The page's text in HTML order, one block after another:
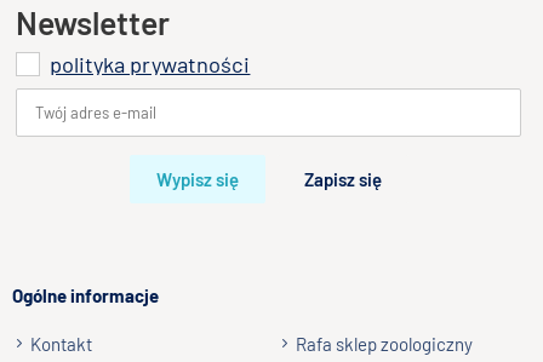
Dodaj opinię o produkcie
Twoja ocena
Newsletter
polityka prywatności
Wypisz się Zapisz się
Ogólne informacje
Kontakt
Rafa sklep zoologiczny